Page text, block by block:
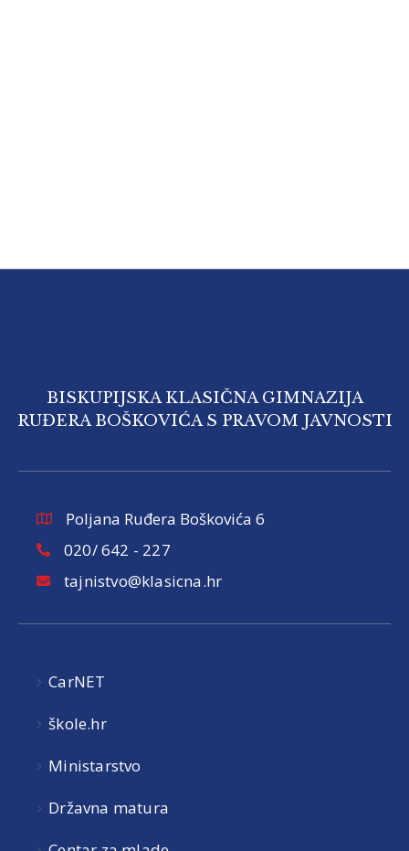
BISKUPIJSKA KLASIČNA GIMNAZIJA
RUĐERA BOŠKOVIĆA S PRAVOM JAVNOSTI
Poljana Ruđera Boškovića 6
020/ 642 - 227
tajnistvo@klasicna.hr
CarNET
škole.hr
Ministarstvo
Državna matura